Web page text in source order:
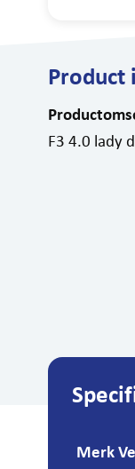
F3 4.0 lady
Merk